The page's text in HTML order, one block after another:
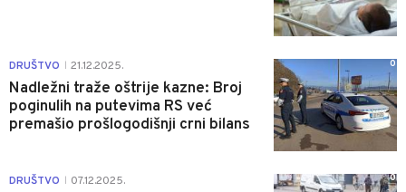
DRUŠTVO 21.12.2025.
Nadležni traže oštrije kazne: Broj
poginulih na putevima RS već
premašio prošlogodišnji crni bilans
0
DRUŠTVO 07.12.2025. 0